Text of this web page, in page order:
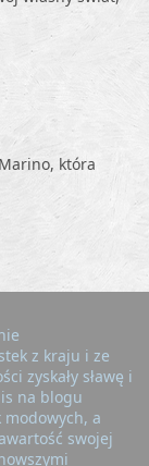
która
z kraju i ze
zyskały sławę i
na blogu
a
swojej